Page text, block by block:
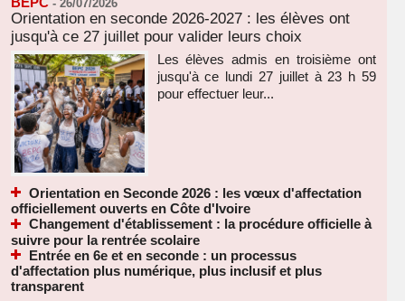
- 26/07/2026
Orientation en seconde 2026-2027 : les élèves ont
jusqu'à ce 27 juillet pour valider leurs choix
Les élèves admis en troisième ont
jusqu'à ce lundi 27 juillet à 23 h 59
pour effectuer leur...
Orientation en Seconde 2026 : les vœux d'affectation
officiellement ouverts en Côte d'Ivoire
Changement d'établissement : la procédure officielle à
suivre pour la rentrée scolaire
Entrée en 6e et en seconde : un processus
d'affectation plus numérique, plus inclusif et plus
transparent